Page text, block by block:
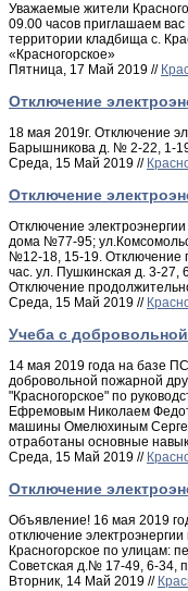
Уважаемые жители
09.00 часов приглашаем вас
территории кладбища с.
«Красногорское»
Пятница, 17 Май 2019 //
Отключение
18 мая 2019г. Отключение
Барышникова д. № 2-22, 1-
Среда, 15 Май 2019 //
Отключение
Отключение
дома №77-95;
№12-18, 15-19. Отключение
час. ул. Пушкинская д. 3-
Отключение
Среда, 15 Май 2019 //
Учеба с
14 мая 2019 года на базе
добровольной пожарной
"Красногорское" по
Ефремовым Николаем
машины Омелюхиным
отработаны основные
Среда, 15 Май 2019 //
Отключение
Объявление! 16 мая 2019
отключение
Красногорское по улицам:
Советская д.№ 17-49, 6-34,
Вторник, 14 Май 2019 //